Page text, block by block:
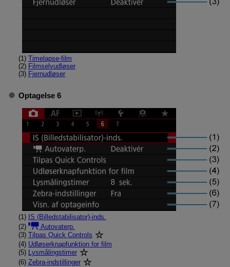
(1) Timelapse-film
(2) Filmselvudløser
(3) Fjernudløser
Optagelse 6
(1)
IS (Billedstabilisator)-inds.
(2)
Autovaterp.
(3) Tilpas Quick Controls
(4) Udløserknapfunktion for film
(5) Lysmålingstimer
(6) Zebra-indstillinger